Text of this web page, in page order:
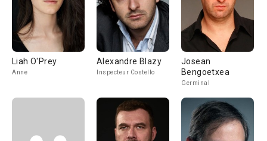
Liah O'Prey
Anne
Alexandre Blazy
Inspecteur Costello
Josean
Bengoetxea
Germinal